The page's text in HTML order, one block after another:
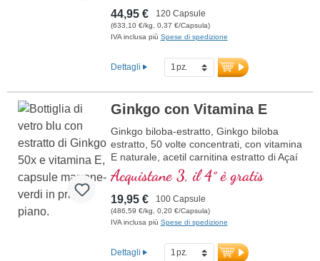
44,95 € 120 Capsule
(633,10 €/kg, 0,37 €/Capsula)
IVA inclusa più Spese di spedizione
Dettagli
Ginkgo con Vitamina E
Ginkgo biloba-estratto, Ginkgo biloba
estratto, 50 volte concentrati, con vitamina
E naturale, acetil carnitina estratto di Açaí
Acquistane 3, il 4° è gratis
19,95 € 100 Capsule
(486,59 €/kg, 0,20 €/Capsula)
IVA inclusa più Spese di spedizione
Dettagli